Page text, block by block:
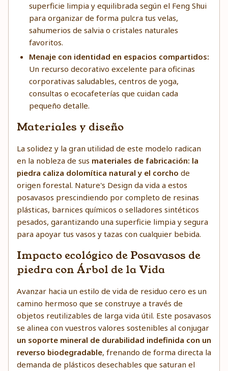
superficie limpia y equilibrada según el Feng Shui
para organizar de forma pulcra tus velas,
sahumerios de salvia o cristales naturales
favoritos.
Menaje con identidad en espacios compartidos:
Un recurso decorativo excelente para oficinas
corporativas saludables, centros de yoga,
consultas o ecocafeterías que cuidan cada
pequeño detalle.
Materiales y diseño
La solidez y la gran utilidad de este modelo radican
en la nobleza de sus materiales de fabricación: la
piedra caliza dolomítica natural y el corcho de
origen forestal. Nature's Design da vida a estos
posavasos prescindiendo por completo de resinas
plásticas, barnices químicos o selladores sintéticos
pesados, garantizando una superficie limpia y segura
para apoyar tus vasos y tazas con cualquier bebida.
Impacto ecológico de Posavasos de
piedra con Árbol de la Vida
Avanzar hacia un estilo de vida de residuo cero es un
camino hermoso que se construye a través de
objetos reutilizables de larga vida útil. Este posavasos
se alinea con vuestros valores sostenibles al conjugar
un soporte mineral de durabilidad indefinida con un
reverso biodegradable, frenando de forma directa la
demanda de plásticos desechables que saturan el